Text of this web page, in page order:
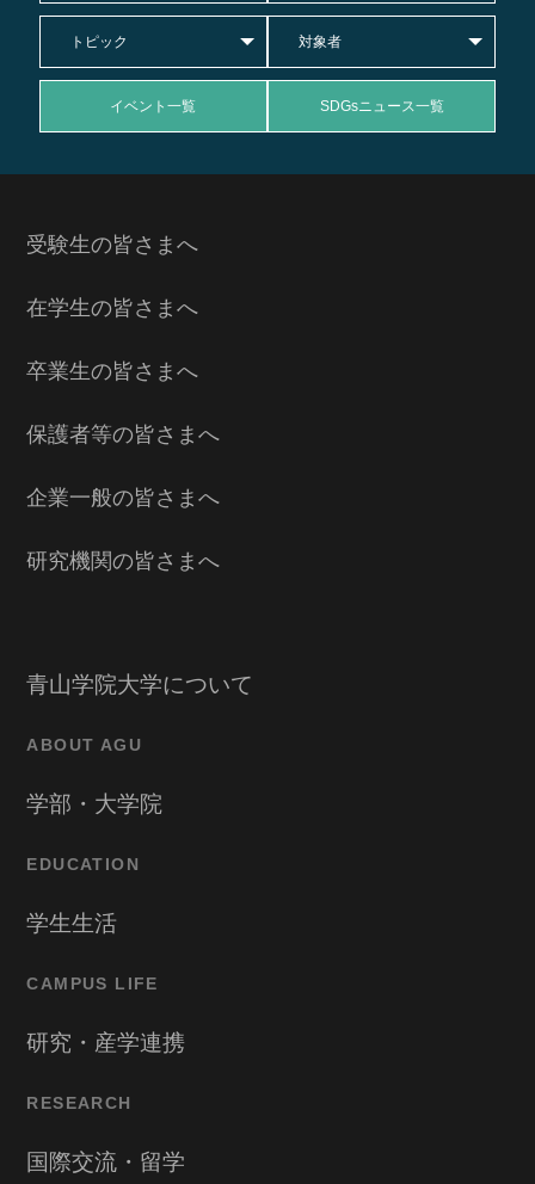
トピック 対象者
イベント一覧 SDGsニュース一覧
受験生の皆さまへ
在学生の皆さまへ
卒業生の皆さまへ
保護者等の皆さまへ
企業一般の皆さまへ
研究機関の皆さまへ
青山学院大学について
ABOUT AGU
学部・大学院
EDUCATION
学生生活
CAMPUS LIFE
研究・産学連携
RESEARCH
国際交流・留学